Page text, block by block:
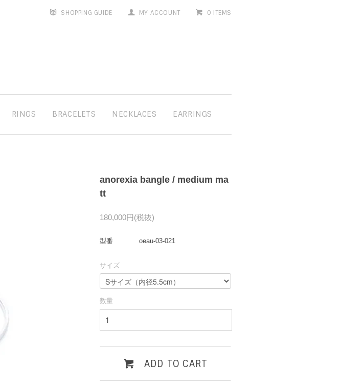
SHOPPING GUIDE MY ACCOUNT 0 ITEMS
RINGS BRACELETS NECKLACES EARRINGS
anorexia bangle / medium ma
tt
180,000円(税抜)
型番 oeau-03-021
サイズ
数量
ADD TO CART